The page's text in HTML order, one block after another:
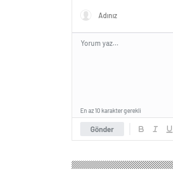
Gönder
En az 10 karakter gerekli